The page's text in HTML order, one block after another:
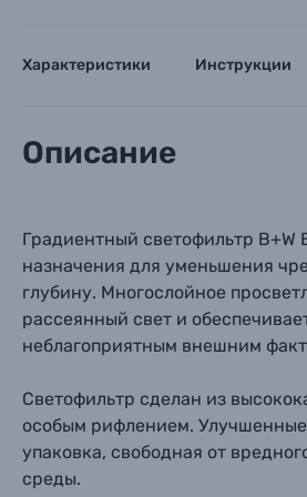
Оптические приборы
Электроника
Осветительное
Фоторамки
Фотоальбомы
Книги о фотографии,
Характеристики Инструкции
Описание
Градиентный светофильтр B+W
назначения для уменьшения
глубину. Многослойное
рассеянный свет и
неблагоприятным внешним
Светофильтр сделан из
особым рифлением. Улучшенные
упаковка, свободная от
среды.